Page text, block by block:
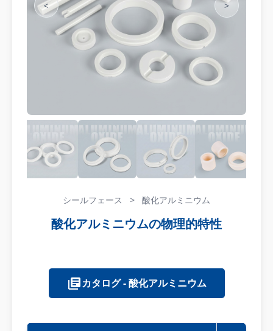
< >
シールフェース > 酸化アルミニウム
酸化アルミニウムの物理的特性
カタログ - 酸化アルミニウム